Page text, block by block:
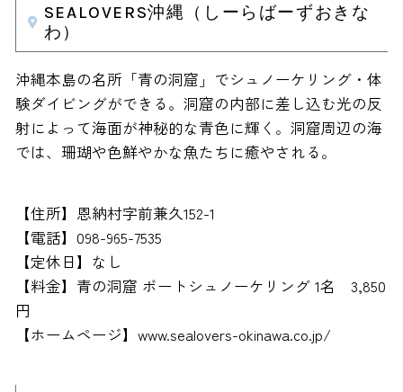
SEALOVERS沖縄（しーらばーずおきな
わ）
沖縄本島の名所「青の洞窟」でシュノーケリング・体
験ダイビングができる。洞窟の内部に差し込む光の反
射によって海面が神秘的な青色に輝く。洞窟周辺の海
では、珊瑚や色鮮やかな魚たちに癒やされる。
【住所】恩納村字前兼久152-1
【電話】098-965-7535
【定休日】なし
【料金】青の洞窟 ボートシュノーケリング 1名 3,850
円
【ホームページ】www.sealovers-okinawa.co.jp/